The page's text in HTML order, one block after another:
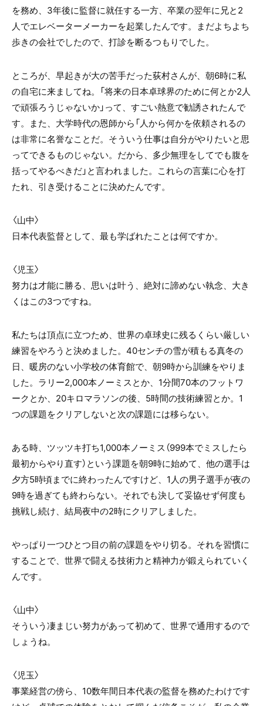
を務め、3年後に監督に就任する一方、卒業の翌年に兄と2
人でエレベーターメーカーを起業したんです。まだよちよち
歩きの会社でしたので、打診を断るつもりでした。
ところが、早起きが大の苦手だった荻村さんが、朝6時に私
の自宅に来ましてね。「将来の日本卓球界のために何とか2人
で頑張ろうじゃないか」って、すごい熱意で勧誘されたんで
す。また、大学時代の恩師から「人から何かを依頼されるの
は非常に名誉なことだ。そういう仕事は自分がやりたいと思
ってできるものじゃない。だから、多少無理をしてでも腹を
括ってやるべきだ」と言われました。これらの言葉に心を打
たれ、引き受けることに決めたんです。
〈山中〉
日本代表監督として、最も学ばれたことは何ですか。
〈児玉〉
努力は才能に勝る、思いは叶う、絶対に諦めない執念、大き
くはこの3つですね。
私たちは頂点に立つため、世界の卓球史に残るくらい厳しい
練習をやろうと決めました。40センチの雪が積もる真冬の
日、暖房のない小学校の体育館で、朝9時から訓練をやりま
した。ラリー2,000本ノーミスとか、1分間70本のフットワ
ークとか、20キロマラソンの後、5時間の技術練習とか。1
つの課題をクリアしないと次の課題には移らない。
ある時、ツッツキ打ち1,000本ノーミス（999本でミスしたら
最初からやり直す）という課題を朝9時に始めて、他の選手は
夕方5時頃までに終わったんですけど、1人の男子選手が夜の
9時を過ぎても終わらない。それでも決して妥協せず何度も
挑戦し続け、結局夜中の2時にクリアしました。
やっぱり一つひとつ目の前の課題をやり切る。それを習慣に
することで、世界で闘える技術力と精神力が鍛えられていく
んです。
〈山中〉
そういう凄まじい努力があって初めて、世界で通用するので
しょうね。
〈児玉〉
事業経営の傍ら、10数年間日本代表の監督を務めたわけです